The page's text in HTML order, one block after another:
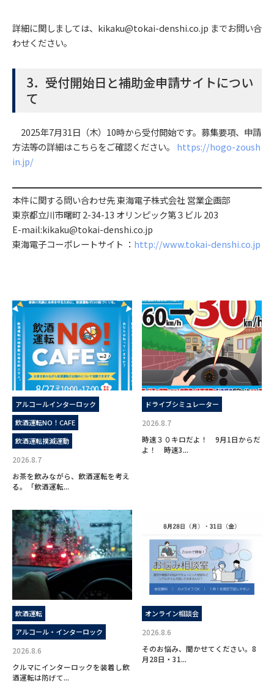
詳細に関しましては、kikaku@tokai-denshi.co.jp までお問い合
わせください。
3．受付開始日と補助金申請サイトについ
て
2025年7月31日（木）10時から受付開始です。募集要項、申請
方法等の詳細はこちらをご確認ください。 https://hogo-zoush
in.jp/
本件に関する問い合わせ先 東海電子株式会社 営業企画部
東京都立川市曙町 2-34-13 オリンピック第３ビル 203
E-mail:kikaku@tokai-denshi.co.jp
東海電子コーポレートサイト ： http://www.tokai-denshi.co.jp
アルコールインターロック
飲酒運転NO！CAFE
飲酒運転撲滅運動
2026.8.7
お茶を飲みながら、飲酒運転を考え
る。「飲酒運転...
ドライブシミュレーター
2026.8.7
時速３０キロだよ！ 9月1日からだ
よ！ 時速3...
飲酒運転
アルコール・インターロック
2026.8.6
クルマにインターロックを装着し飲
酒運転は防げて...
オンライン相談会
2026.8.6
そのお悩み、聞かせてください。8
月28日・31...